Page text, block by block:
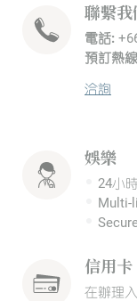
聯繫我
電話:
預訂熱
洽詢
娛樂
24小
Multi-
信用卡
在辦理